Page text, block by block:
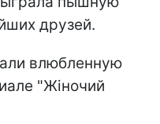
друзей.
влюбленную
"Жіночий